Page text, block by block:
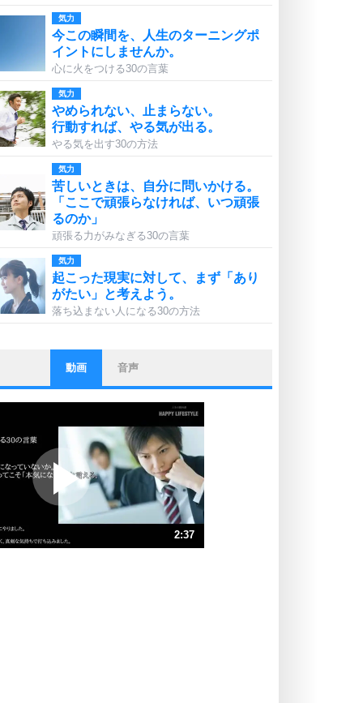
気力
今この瞬間を、人生のターニングポ
イントにしませんか。
心に火をつける30の言葉
気力
やめられない、止まらない。
行動すれば、やる気が出る。
やる気を出す30の方法
気力
苦しいときは、自分に問いかける。
「ここで頑張らなければ、いつ頑張
るのか」
頑張る力がみなぎる30の言葉
気力
起こった現実に対して、まず「あり
がたい」と考えよう。
落ち込まない人になる30の方法
ストレス対策
他人と比べない。
いっそのこと、他人を見ない。
プラス思考
ポジティブになれない原因は、行動
しないから。
ポジティブ思考になる30の方法
ストレス対策
人生、なんとかなるもの。
動画 音声
2:37